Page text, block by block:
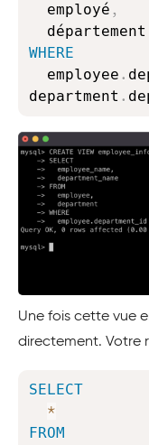
  employé
,
WHERE
  employee
.
department .
Une fois cette vue
directement. Votre
SELECT
*
FROM